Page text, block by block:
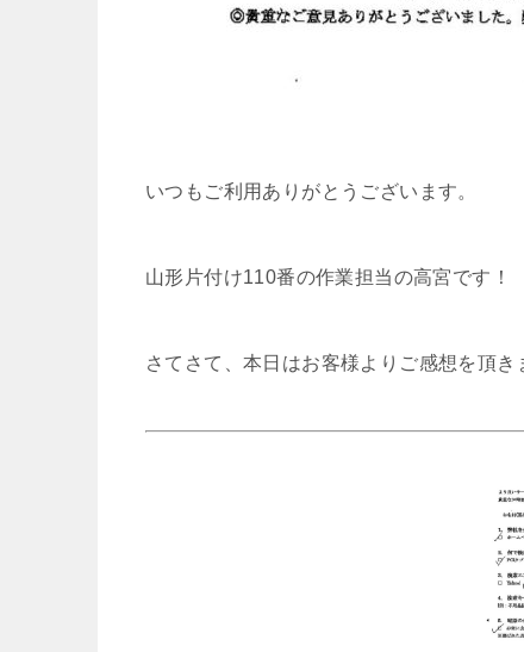
いつもご利用ありがとうございます。
山形片付け110番の作業担当の高宮です！
さてさて、本日はお客様よりご感想を頂き